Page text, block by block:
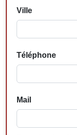
Ville
Téléphone
Mail